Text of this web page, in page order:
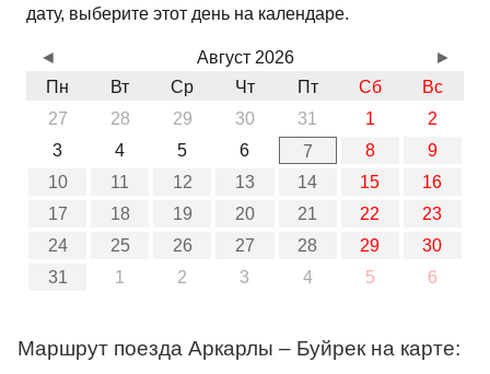
дату, выберите этот день на календаре.
Август 2026
Пн
Вт Ср Чт Пт Сб
Вс
27
28 29 30 31 1
2
3
4 5 6 7 8
9
10
11 12 13 14 15
16
17
18 19 20 21 22
23
24
25 26 27 28 29
30
31
1 2 3 4 5 6
◄ ►
Маршрут поезда Аркарлы – Буйрек на карте: